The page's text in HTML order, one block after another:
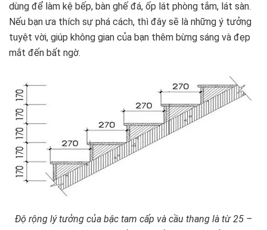
dùng để làm kệ bếp, bàn ghế đá, ốp lát phòng tắm, lát sàn.
Nếu bạn ưa thích sự phá cách, thì đây sẽ là những ý tưởng
tuyệt vời, giúp không gian của bạn thêm bừng sáng và đẹp
mắt đến bất ngờ.
Độ rộng lý tưởng của bậc tam cấp và cầu thang là từ 25 –